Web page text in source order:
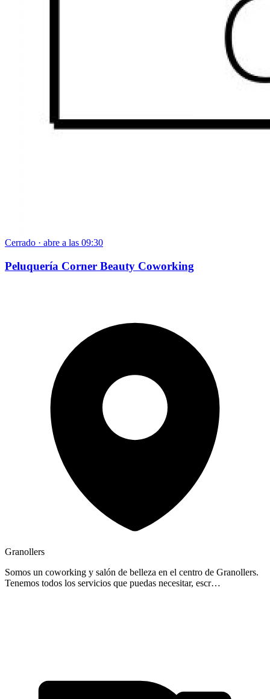
Cerrado · abre a las 09:30
Peluquería Corner Beauty Coworking
Granollers
Somos un coworking y salón de belleza en el centro de Granollers.
Tenemos todos los servicios que puedas necesitar, escr…